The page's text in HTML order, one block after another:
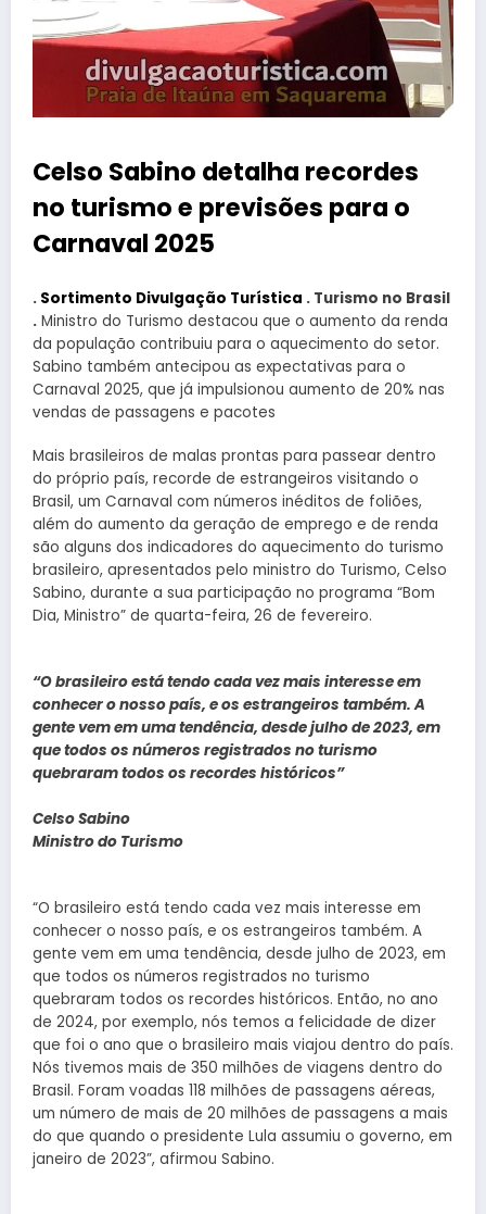
Celso Sabino detalha recordes
no turismo e previsões para o
Carnaval 2025
. Sortimento Divulgação Turística . Turismo no Brasil
. Ministro do Turismo destacou que o aumento da renda
da população contribuiu para o aquecimento do setor.
Sabino também antecipou as expectativas para o
Carnaval 2025, que já impulsionou aumento de 20% nas
vendas de passagens e pacotes
Mais brasileiros de malas prontas para passear dentro
do próprio país, recorde de estrangeiros visitando o
Brasil, um Carnaval com números inéditos de foliões,
além do aumento da geração de emprego e de renda
são alguns dos indicadores do aquecimento do turismo
brasileiro, apresentados pelo ministro do Turismo, Celso
Sabino, durante a sua participação no programa “Bom
Dia, Ministro” de quarta-feira, 26 de fevereiro.
“O brasileiro está tendo cada vez mais interesse em
conhecer o nosso país, e os estrangeiros também. A
gente vem em uma tendência, desde julho de 2023, em
que todos os números registrados no turismo
quebraram todos os recordes históricos”
Celso Sabino
Ministro do Turismo
“O brasileiro está tendo cada vez mais interesse em
conhecer o nosso país, e os estrangeiros também. A
gente vem em uma tendência, desde julho de 2023, em
que todos os números registrados no turismo
quebraram todos os recordes históricos. Então, no ano
de 2024, por exemplo, nós temos a felicidade de dizer
que foi o ano que o brasileiro mais viajou dentro do país.
Nós tivemos mais de 350 milhões de viagens dentro do
Brasil. Foram voadas 118 milhões de passagens aéreas,
um número de mais de 20 milhões de passagens a mais
do que quando o presidente Lula assumiu o governo, em
janeiro de 2023”, afirmou Sabino.